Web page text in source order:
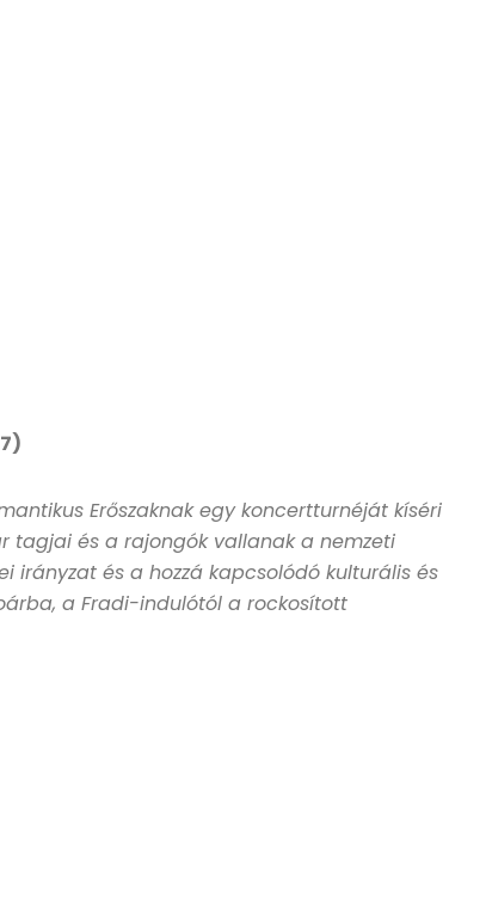
Erőszaknak egy koncertturnéját kíséri
tagjai és a rajongók vallanak a nemzeti
irányzat és a hozzá kapcsolódó kulturális és
a Fradi-indulótól a rockosított